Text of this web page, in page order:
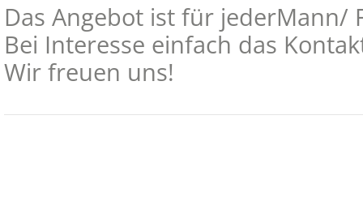
Das Angebot ist für jederMann/
Bei Interesse einfach das
Wir freuen uns!